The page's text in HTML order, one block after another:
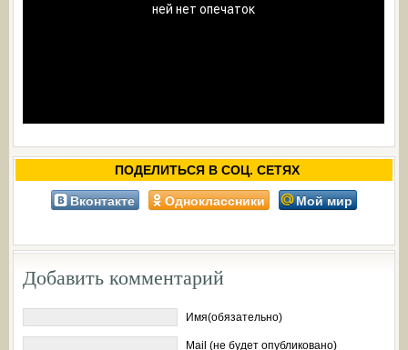
ПОДЕЛИТЬСЯ В СОЦ. СЕТЯХ
Вконтакте Одноклассники Мой мир
Добавить комментарий
Имя(обязательно)
Mail (не будет опубликовано)